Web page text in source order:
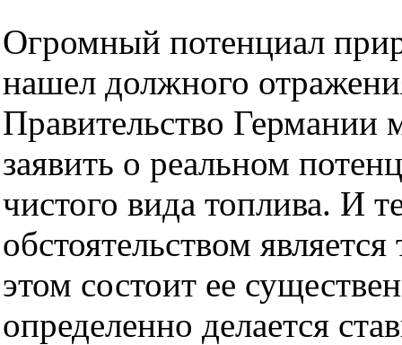
Огромный потенциал
нашел должного
Правительство Германии
заявить о реальном
чистого вида топлива. И
обстоятельством
этом состоит ее
определенно делается